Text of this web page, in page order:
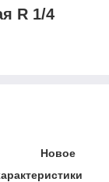
R 1/4
Новое